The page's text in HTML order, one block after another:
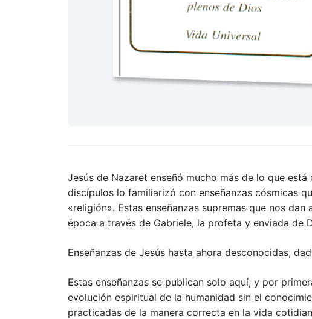
Jesús de Nazaret enseñó mucho más de lo que
discípulos lo familiarizó con enseñanzas cósmicas
«religión». Estas enseñanzas supremas que nos
época a través de Gabriele, la profeta y enviada de
Enseñanzas de Jesús hasta ahora desconocidas,
Estas enseñanzas se publican solo aquí, y por
evolución espiritual de la humanidad sin el
practicadas de la manera correcta en la vida